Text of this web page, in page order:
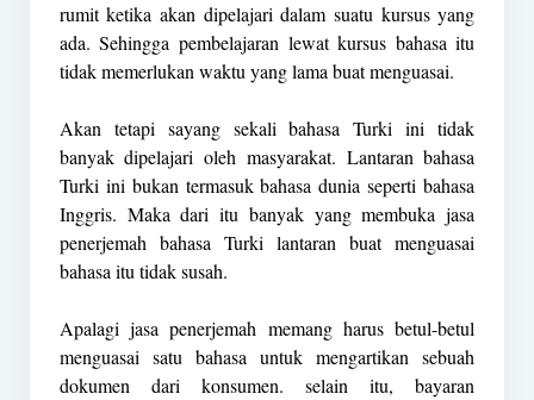
rumit ketika akan dipelajari dalam suatu kursus yang
ada. Sehingga pembelajaran lewat kursus bahasa itu
tidak memerlukan waktu yang lama buat menguasai.
Akan tetapi sayang sekali bahasa Turki ini tidak
banyak dipelajari oleh masyarakat. Lantaran bahasa
Turki ini bukan termasuk bahasa dunia seperti bahasa
Inggris. Maka dari itu banyak yang membuka jasa
penerjemah bahasa Turki lantaran buat menguasai
bahasa itu tidak susah.
Apalagi jasa penerjemah memang harus betul-betul
menguasai satu bahasa untuk mengartikan sebuah
dokumen dari konsumen. selain itu, bayaran